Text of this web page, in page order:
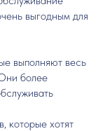
выгодным для
выполняют весь
более
которые хотят